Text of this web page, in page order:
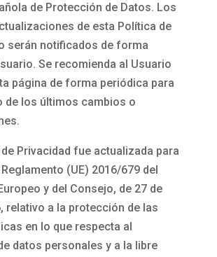
de Protección de Datos. Los
de esta Política de
serán notificados de forma
Se recomienda al Usuario
página de forma periódica para
de los últimos cambios o
Privacidad fue actualizada para
(UE) 2016/679 del
y del Consejo, de 27 de
relativo a la protección de las
en lo que respecta al
datos personales y a la libre